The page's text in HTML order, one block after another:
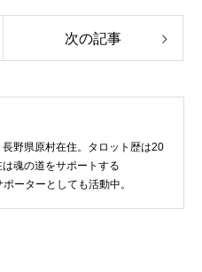
次の記事
長野県原村在住。タロット歴は20
魂の道をサポートする
ーターとしても活動中。